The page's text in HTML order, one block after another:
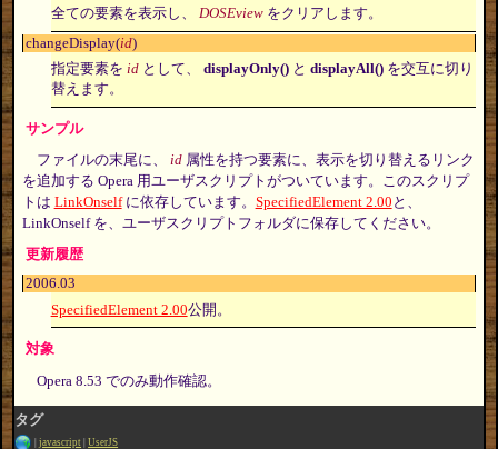
全ての要素を表示し、 DOSEviewをクリアします。
changeDisplay(id)
指定要素を idとして、 displayOnly()と displayAll()を交互に切り
替えます。
サンプル
ファイルの末尾に、 id属性を持つ要素に、表示を切り替えるリンク
を追加する Opera 用ユーザスクリプトがついています。このスクリプ
トは LinkOnselfに依存しています。 SpecifiedElement 2.00 と、
LinkOnself を、ユーザスクリプトフォルダに保存してください。
更新履歴
2006.03
SpecifiedElement 2.00公開。
対象
Opera 8.53 でのみ動作確認。
タグ
javascript UserJS